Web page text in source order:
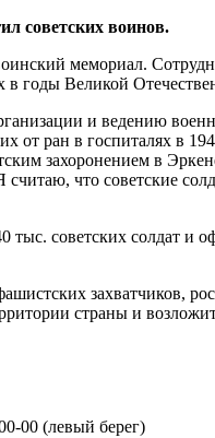
советских воинов.
мемориал.
в годы Великой
и ведению
ран в госпиталях в
захоронением в
считаю, что
советских солдат и
захватчиков,
страны и
00 (левый берег)